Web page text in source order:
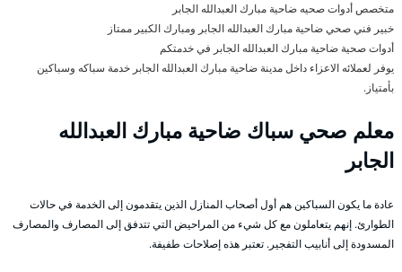
متخصص أدوات صحيه ضاحية مبارك العبدالله الجابر
خبير فني صحي ضاحية مبارك العبدالله الجابر ومبارك الكبير ممتاز
أدوات صحية ضاحية مبارك العبدالله الجابر في خدمتكم
يوفر لعملائه الاعزاء داخل مدينة ضاحية مبارك العبدالله الجابر خدمة سباكه وسباكين
بأمتياز.
معلم صحي سباك ضاحية مبارك العبدالله
الجابر
عادة ما يكون السباكين هم أول أصحاب المنازل الذين يتقدمون إلى الخدمة في حالات
الطوارئ. إنهم يتعاملون مع كل شيء من المراحيض التي تتدفق إلى المصارف والمصارف
المسدودة إلى أنابيب التفجير. تعتبر هذه إصلاحات طفيفة.